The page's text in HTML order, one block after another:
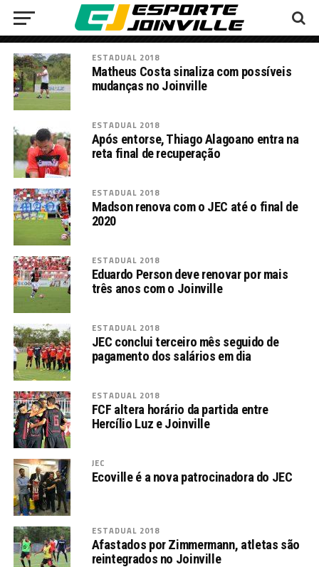
ESTADUAL 2018
Matheus Costa sinaliza com possíveis
mudanças no Joinville
ESTADUAL 2018
Após entorse, Thiago Alagoano entra na
reta final de recuperação
ESTADUAL 2018
Madson renova com o JEC até o final de
2020
ESTADUAL 2018
Eduardo Person deve renovar por mais
três anos com o Joinville
ESTADUAL 2018
JEC conclui terceiro mês seguido de
pagamento dos salários em dia
ESTADUAL 2018
FCF altera horário da partida entre
Hercílio Luz e Joinville
JEC
Ecoville é a nova patrocinadora do JEC
ESTADUAL 2018
Afastados por Zimmermann, atletas são
reintegrados no Joinville